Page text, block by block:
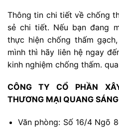
Thông tin chi tiết về chống
sẻ chi tiết. Nếu bạn đang
thực hiện chống thấm
mình thì hãy liên hệ ngay
kinh nghiệm chống thấm.
CÔNG TY CỔ PHẦN
THƯƠNG MẠI QUANG SÁNG
Văn phòng: Số 16/4 Ngõ